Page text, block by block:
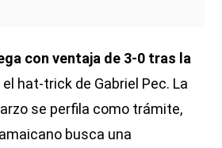
con ventaja de 3-0 tras la
hat-trick de Gabriel Pec. La
se perfila como trámite,
busca una